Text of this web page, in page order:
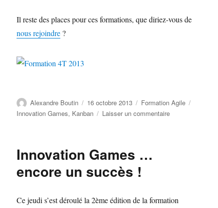
Il reste des places pour ces formations, que diriez-vous de
nous rejoindre ?
Auteur
Alexandre Boutin
Publié
le
16 octobre 2013 Catégories
Formation Agile
Innovation Games, Kanban Laisser un commentairesur
Innovation Games …
encore un succès !
Ce jeudi s’est déroulé la 2ème édition de la formation